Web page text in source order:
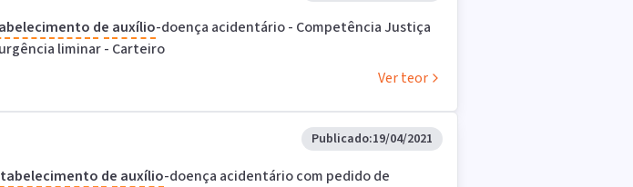
de auxílio-doença acidentário - Competência Justiça
liminar - Carteiro
Ver teor
Publicado:19/04/2021
de auxílio-doença acidentário com pedido de